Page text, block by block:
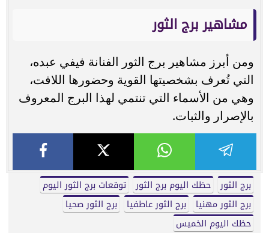
مشاهير برج الثور
ومن أبرز مشاهير برج الثور الفنانة فيفي عبده،
التي تُعرف بشخصيتها القوية وحضورها اللافت،
وهي من الأسماء التي تنتمي لهذا البرج المعروف
بالإصرار والثبات.
برج الثور حظك اليوم برج الثور
توقعات برج الثور اليوم
برج الثور مهنيا
برج الثور عاطفيا
برج الثور صحيا
حظك اليوم الخميس